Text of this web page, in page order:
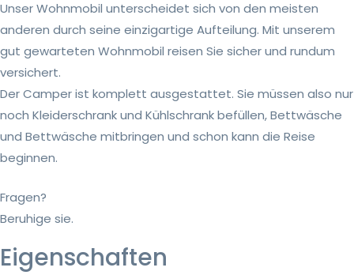
Unser Wohnmobil unterscheidet sich von den meisten
anderen durch seine einzigartige Aufteilung. Mit unserem
gut gewarteten Wohnmobil reisen Sie sicher und rundum
versichert.
Der Camper ist komplett ausgestattet. Sie müssen also nur
noch Kleiderschrank und Kühlschrank befüllen, Bettwäsche
und Bettwäsche mitbringen und schon kann die Reise
beginnen.
Fragen?
Beruhige sie.
Eigenschaften